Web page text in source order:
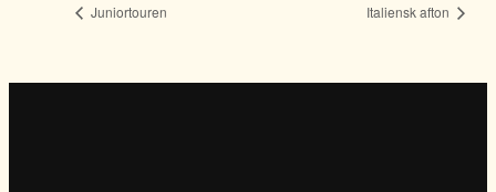
Juniortouren Italiensk afton